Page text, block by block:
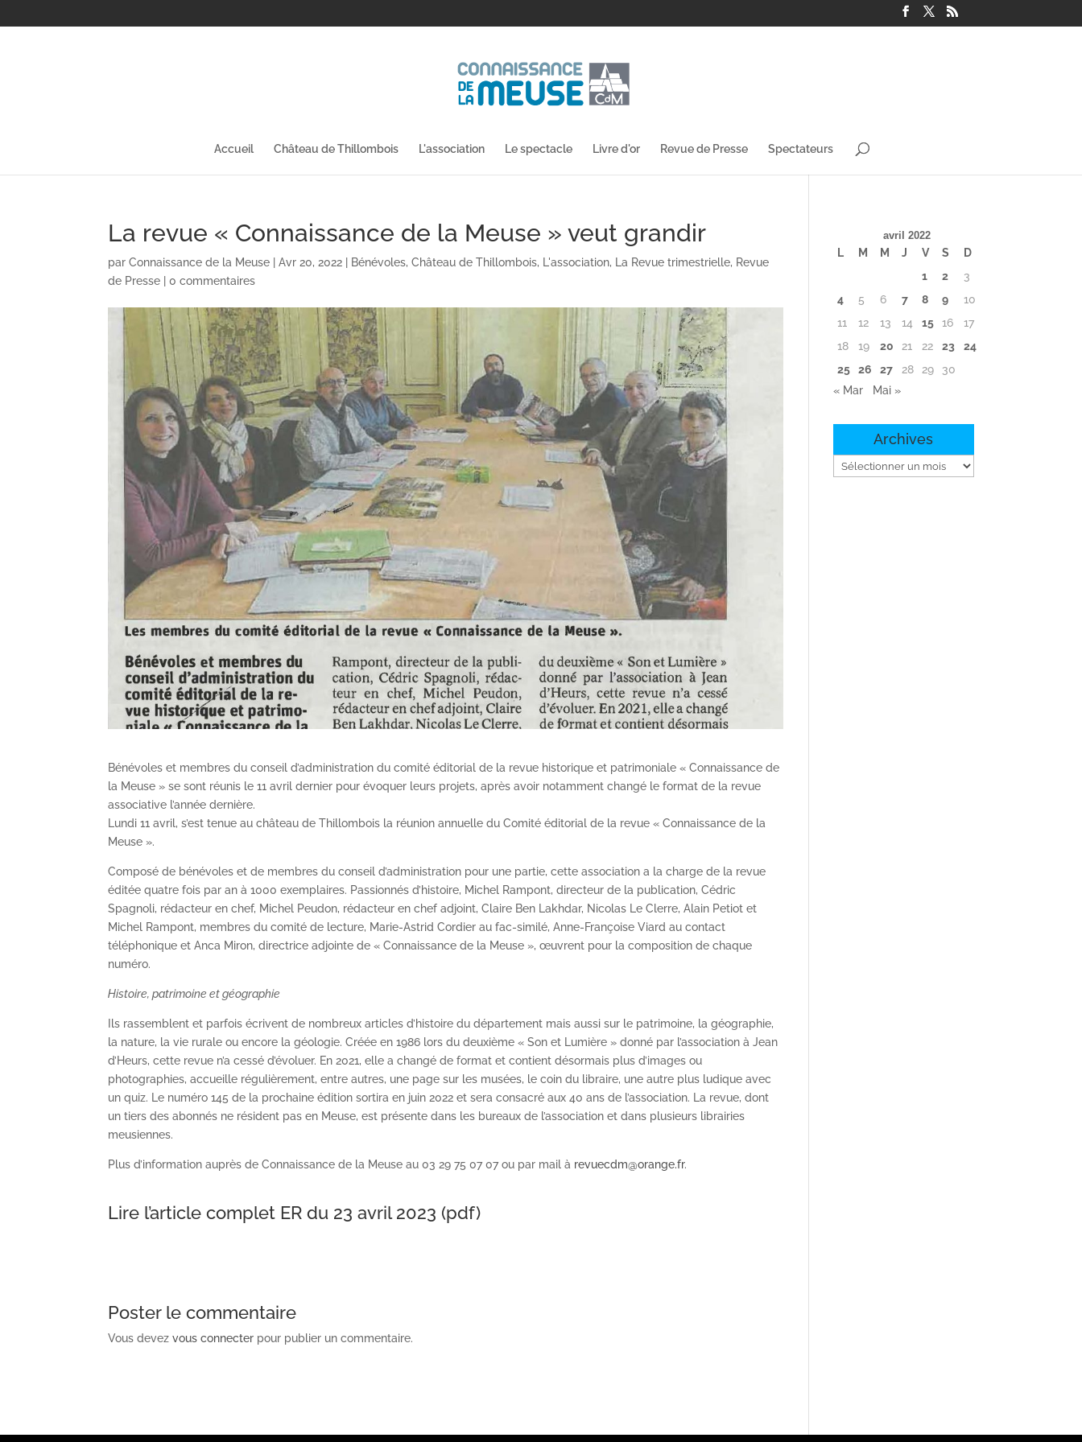
Accueil Château de Thillombois L'association Le spectacle Livre d'or Revue de Presse Spectateurs
La revue « Connaissance de la Meuse » veut grandir
parConnaissance de la Meuse |Avr 20, 2022 | Bénévoles,Château de Thillombois, L'association, La Revue trimestrielle, Revue
de Presse |0 commentaires
Bénévoles et membres du conseil d’administration du comité éditorial de la revue historique et patrimoniale « Connaissance de
la Meuse » se sont réunis le 11 avril dernier pour évoquer leurs projets, après avoir notamment changé le format de la revue
associative l’année dernière.
Lundi 11 avril, s’est tenue au château de Thillombois la réunion annuelle du Comité éditorial de la revue « Connaissance de la
Meuse ».
Composé de bénévoles et de membres du conseil d’administration pour une partie, cette association a la charge de la revue
éditée quatre fois par an à 1000 exemplaires. Passionnés d’histoire, Michel Rampont, directeur de la publication, Cédric
Spagnoli, rédacteur en chef, Michel Peudon, rédacteur en chef adjoint, Claire Ben Lakhdar, Nicolas Le Clerre, Alain Petiot et
Michel Rampont, membres du comité de lecture, Marie-Astrid Cordier au fac-similé, Anne-Françoise Viard au contact
téléphonique et Anca Miron, directrice adjointe de « Connaissance de la Meuse », œuvrent pour la composition de chaque
numéro.
Histoire, patrimoine et géographie
Ils rassemblent et parfois écrivent de nombreux articles d’histoire du département mais aussi sur le patrimoine, la géographie,
la nature, la vie rurale ou encore la géologie. Créée en 1986 lors du deuxième « Son et Lumière » donné par l’association à Jean
d’Heurs, cette revue n’a cessé d’évoluer. En 2021, elle a changé de format et contient désormais plus d’images ou
photographies, accueille régulièrement, entre autres, une page sur les musées, le coin du libraire, une autre plus ludique avec
un quiz. Le numéro 145 de la prochaine édition sortira en juin 2022 et sera consacré aux 40 ans de l’association. La revue, dont
un tiers des abonnés ne résident pas en Meuse, est présente dans les bureaux de l’association et dans plusieurs librairies
meusiennes.
Plus d’information auprès de Connaissance de la Meuse au 03 29 75 07 07 ou par mail à revuecdm@orange.fr.
Lire l’article complet ER du 23 avril 2023 (pdf)
Poster le commentaire
Vous devezvous connecter pour publier un commentaire.
avril 2022
L M M J V S
D
1
2
3
4
5 6 7 8 9
10
11
12 13 14 15 16
17
18
19 20 21 22 23
24
25
26 27 28 29
30
« Mar
Mai »
Archives
Archives